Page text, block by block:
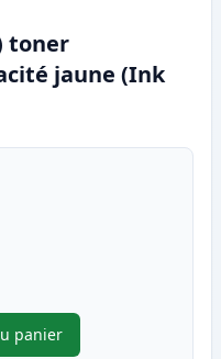
toner
jaune (Ink
panier
Canon 054H (3025C002)